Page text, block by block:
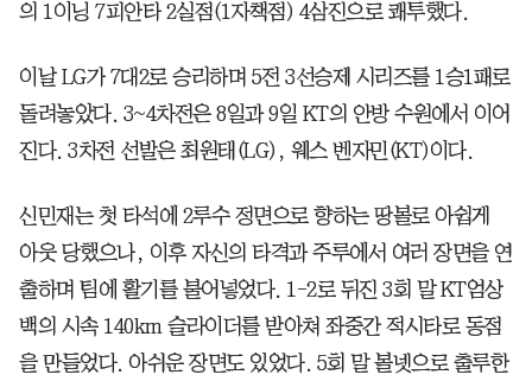
의 1이닝 7피안타 2실점(1자책점) 4삼진으로 쾌투했다.
이날 LG가 7대2로 승리하며 5전 3선승제 시리즈를 1승1패로
돌려놓았다. 3~4차전은 8일과 9일 KT의 안방 수원에서 이어
진다. 3차전 선발은 최원태(LG), 웨스 벤자민(KT)이다.
신민재는 첫 타석에 2루수 정면으로 향하는 땅볼로 아쉽게
아웃 당했으나, 이후 자신의 타격과 주루에서 여러 장면을 연
출하며 팀에 활기를 불어넣었다. 1-2로 뒤진 3회 말 KT엄상
백의 시속 140km 슬라이더를 받아쳐 좌중간 적시타로 동점
을 만들었다. 아쉬운 장면도 있었다. 5회 말 볼넷으로 출루한